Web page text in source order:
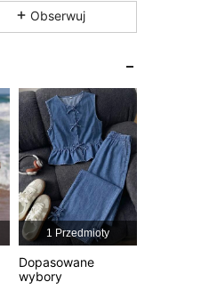
Obserwuj
1 Przedmioty
Dopasowane
wybory